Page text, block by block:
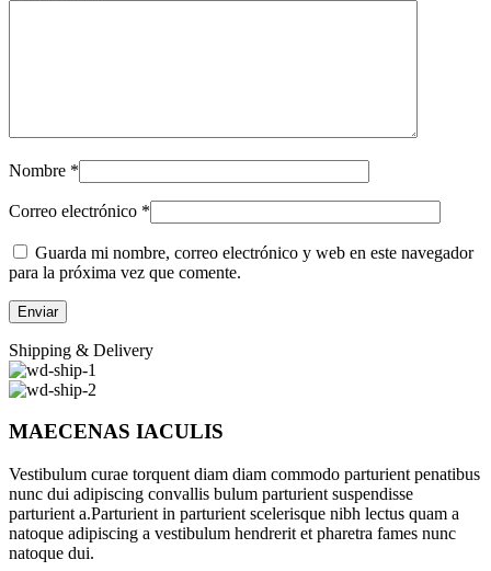
Nombre *
Correo electrónico *
Guarda mi nombre, correo electrónico y web en este navegador
para la próxima vez que comente.
Shipping & Delivery
MAECENAS IACULIS
Vestibulum curae torquent diam diam commodo parturient penatibus
nunc dui adipiscing convallis bulum parturient suspendisse
parturient a.Parturient in parturient scelerisque nibh lectus quam a
natoque adipiscing a vestibulum hendrerit et pharetra fames nunc
natoque dui.